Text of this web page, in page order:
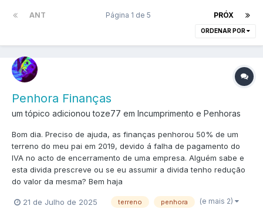
ANT PRÓX
Página 1 de 5
ORDENAR POR
Penhora Finanças
um tópico adicionou toze77 em Incumprimento e Penhoras
Bom dia. Preciso de ajuda, as finanças penhorou 50% de um
terreno do meu pai em 2019, devido á falha de pagamento do
IVA no acto de encerramento de uma empresa. Alguém sabe e
esta divida prescreve ou se eu assumir a divida tenho redução
do valor da mesma? Bem haja
21 de Julho de 2025 terreno penhora (e mais 2)